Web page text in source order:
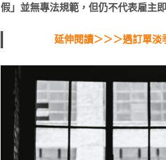
假」並無專法規範，但仍不代表雇主
延伸閱讀＞＞＞遇訂單淡